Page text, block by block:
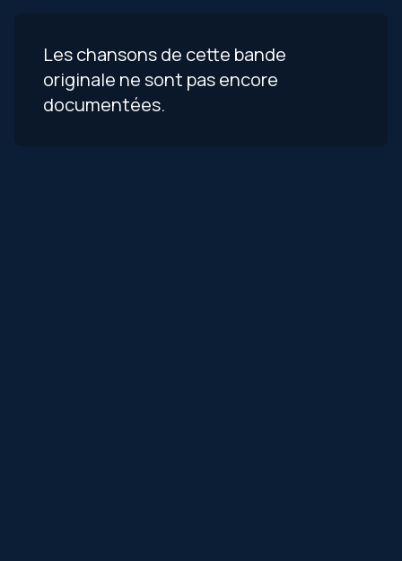
Les chansons de cette bande
originale ne sont pas encore
documentées.